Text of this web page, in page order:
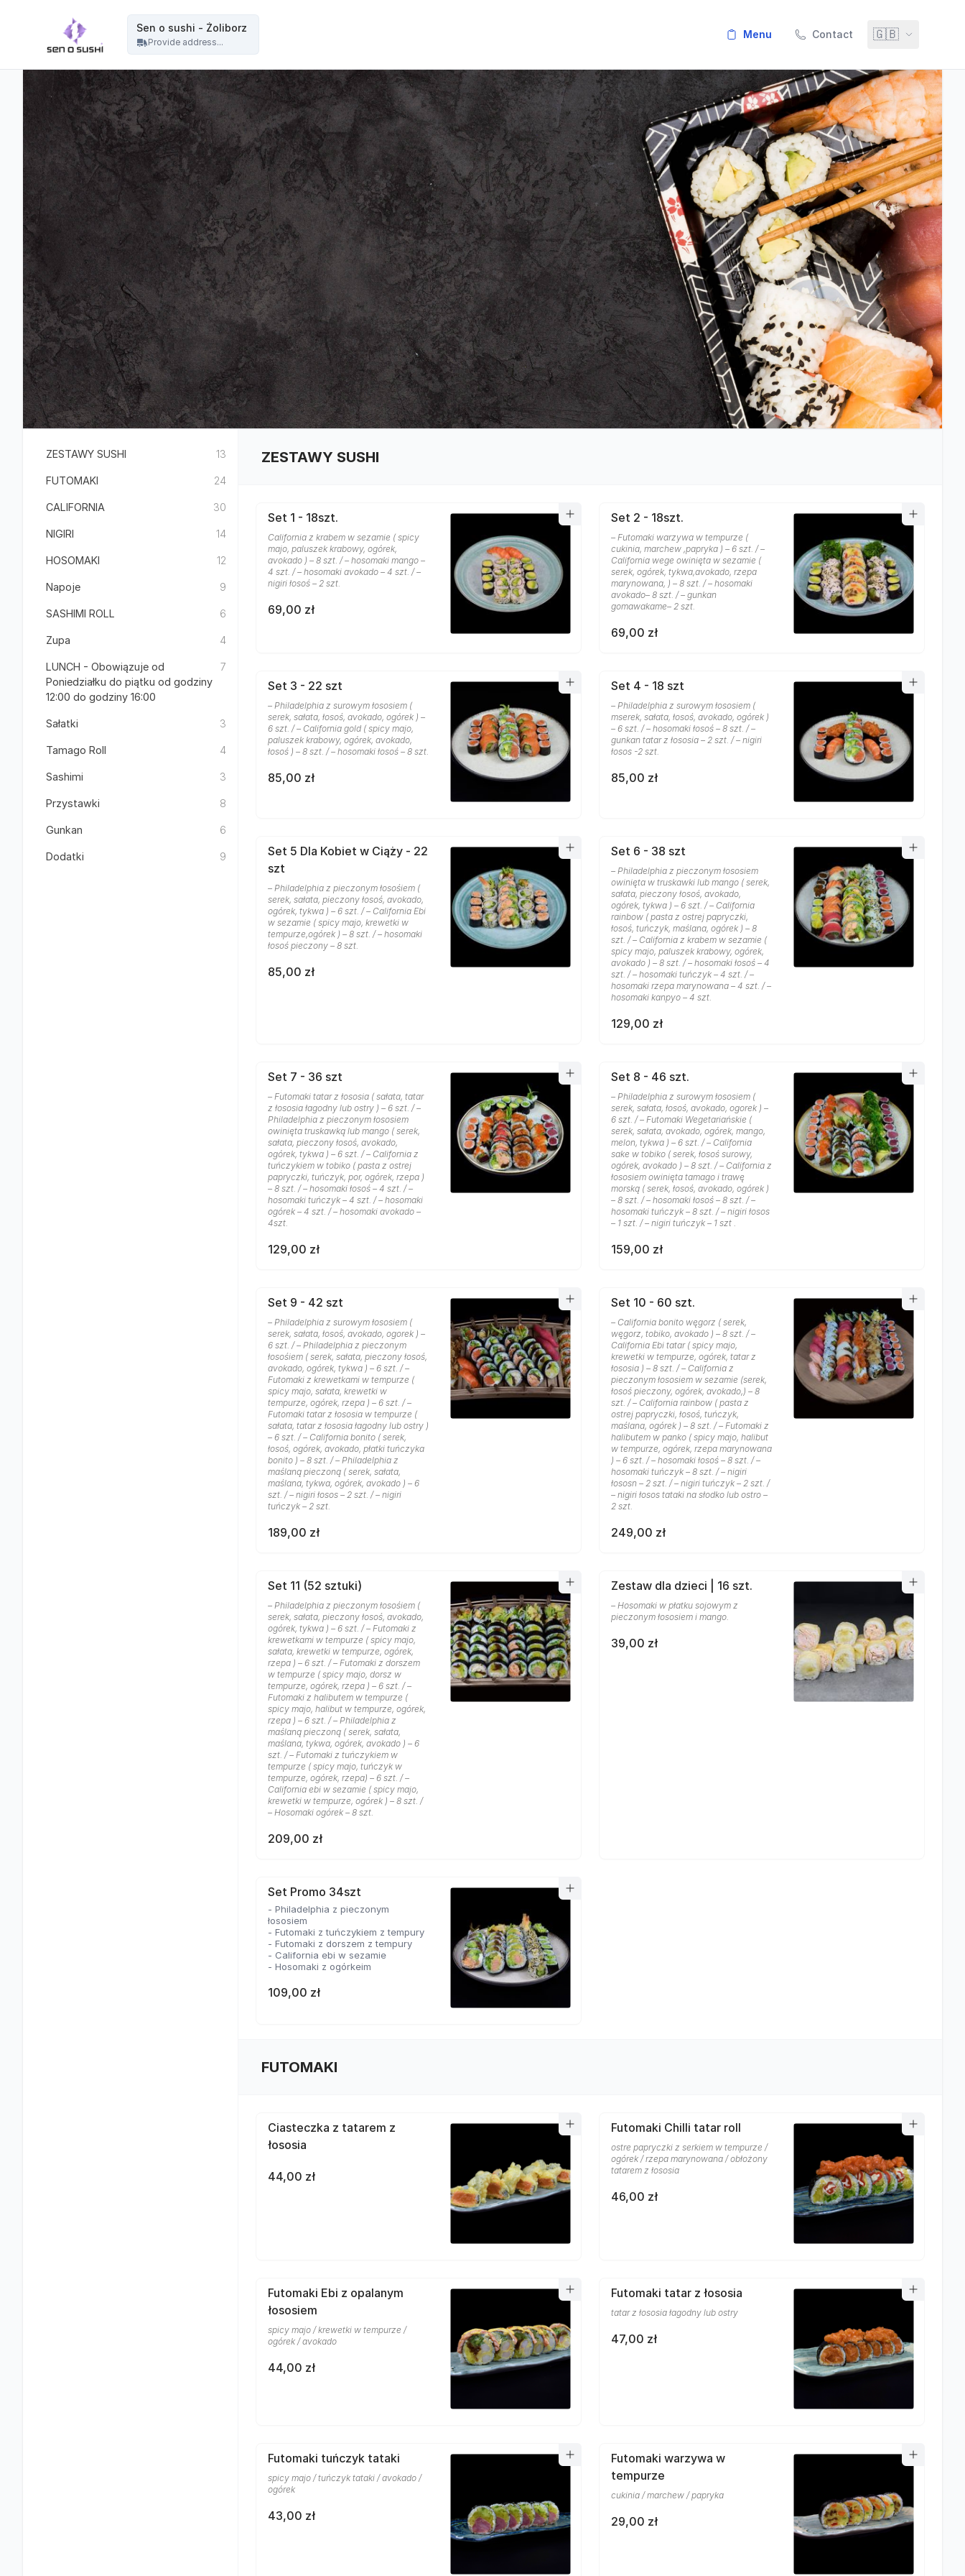
Sen o sushi - Żoliborz
Provide address...
menu Contact 🇬🇧
ZESTAWY SUSHI 13
FUTOMAKI 24
CALIFORNIA 30
NIGIRI 14
HOSOMAKI 12
Napoje 9
SASHIMI ROLL 6
Zupa 4
LUNCH - Obowiązuje od
Poniedziałku do piątku od godziny
12:00 do godziny 16:00
7
Sałatki 3
Tamago Roll 4
Sashimi 3
Przystawki 8
Gunkan 6
Dodatki 9
ZESTAWY SUSHI
Set 1 - 18szt.
California z krabem w sezamie ( spicy
majo, paluszek krabowy, ogórek,
avokado ) – 8 szt. / – hosomaki mango –
4 szt. / – hosomaki avokado – 4 szt. / –
nigiri łosoś – 2 szt.
69,00 zł
Set 2 - 18szt.
– Futomaki warzywa w tempurze (
cukinia, marchew ,papryka ) – 6 szt. / –
California wege owinięta w sezamie (
serek, ogórek, tykwa,avokado, rzepa
marynowana, ) – 8 szt. / – hosomaki
avokado– 8 szt. / – gunkan
gomawakame– 2 szt.
69,00 zł
Set 3 - 22 szt
– Philadelphia z surowym łososiem (
serek, sałata, łosoś, avokado, ogórek ) –
6 szt. / – California gold ( spicy majo,
paluszek krabowy, ogórek, avokado,
łosoś ) – 8 szt. / – hosomaki łosoś – 8 szt.
85,00 zł
Set 4 - 18 szt
– Philadelphia z surowym łososiem (
mserek, sałata, łosoś, avokado, ogórek )
– 6 szt. / – hosomaki łosoś – 8 szt. / –
gunkan tatar z łososia – 2 szt. / – nigiri
łosos -2 szt.
85,00 zł
Set 5 Dla Kobiet w Ciąży - 22
szt
– Philadelphia z pieczonym łosośiem (
serek, sałata, pieczony łosoś, avokado,
ogórek, tykwa ) – 6 szt. / – California Ebi
w sezamie ( spicy majo, krewetki w
tempurze,ogórek ) – 8 szt. / – hosomaki
łosoś pieczony – 8 szt.
85,00 zł
Set 6 - 38 szt
– Philadelphia z pieczonym łososiem
owinięta w truskawki lub mango ( serek,
sałata, pieczony łosoś, avokado,
ogórek, tykwa ) – 6 szt. / – California
rainbow ( pasta z ostrej papryczki,
łosoś, tuńczyk, maślana, ogórek ) – 8
szt. / – California z krabem w sezamie (
spicy majo, paluszek krabowy, ogórek,
avokado ) – 8 szt. / – hosomaki łosoś – 4
szt. / – hosomaki tuńczyk – 4 szt. / –
hosomaki rzepa marynowana – 4 szt. / –
hosomaki kanpyo – 4 szt.
129,00 zł
Set 7 - 36 szt
– Futomaki tatar z łososia ( sałata, tatar
z łososia łagodny lub ostry ) – 6 szt. / –
Philadelphia z pieczonym łososiem
owinięta truskawką lub mango ( serek,
sałata, pieczony łosoś, avokado,
ogórek, tykwa ) – 6 szt. / – California z
tuńczykiem w tobiko ( pasta z ostrej
papryczki, tuńczyk, por, ogórek, rzepa )
– 8 szt. / – hosomaki łosoś – 4 szt. / –
hosomaki tuńczyk – 4 szt. / – hosomaki
ogórek – 4 szt. / – hosomaki avokado –
4szt.
129,00 zł
Set 8 - 46 szt.
– Philadelphia z surowym łososiem (
serek, sałata, łosoś, avokado, ogorek ) –
6 szt. / – Futomaki Wegetariańskie (
serek, sałata, avokado, ogórek, mango,
melon, tykwa ) – 6 szt. / – California
sake w tobiko ( serek, łosoś surowy,
ogórek, avokado ) – 8 szt. / – California z
łososiem owinięta tamago i trawę
morską ( serek, łosoś, avokado, ogórek )
– 8 szt. / – hosomaki łosoś – 8 szt. / –
hosomaki tuńczyk – 8 szt. / – nigiri łosos
– 1 szt. / – nigiri tuńczyk – 1 szt .
159,00 zł
Set 9 - 42 szt
– Philadelphia z surowym łososiem (
serek, sałata, łosoś, avokado, ogorek ) –
6 szt. / – Philadelphia z pieczonym
łosośiem ( serek, sałata, pieczony łosoś,
avokado, ogórek, tykwa ) – 6 szt. / –
Futomaki z krewetkami w tempurze (
spicy majo, sałata, krewetki w
tempurze, ogórek, rzepa ) – 6 szt. / –
Futomaki tatar z łososia w tempurze (
sałata, tatar z łososia łagodny lub ostry )
– 6 szt. / – California bonito ( serek,
łosoś, ogórek, avokado, płatki tuńczyka
bonito ) – 8 szt. / – Philadelphia z
maślaną pieczoną ( serek, sałata,
maślana, tykwa, ogórek, avokado ) – 6
szt. / – nigiri łosos – 2 szt. / – nigiri
tuńczyk – 2 szt.
189,00 zł
Set 10 - 60 szt.
– California bonito węgorz ( serek,
węgorz, tobiko, avokado ) – 8 szt. / –
California Ebi tatar ( spicy majo,
krewetki w tempurze, ogórek, tatar z
łososia ) – 8 szt. / – California z
pieczonym łososiem w sezamie (serek,
łosoś pieczony, ogórek, avokado,) – 8
szt. / – California rainbow ( pasta z
ostrej papryczki, łosoś, tuńczyk,
maślana, ogórek ) – 8 szt. / – Futomaki z
halibutem w panko ( spicy majo, halibut
w tempurze, ogórek, rzepa marynowana
) – 6 szt. / – hosomaki łosoś – 8 szt. / –
hosomaki tuńczyk – 8 szt. / – nigiri
łososn – 2 szt. / – nigiri tuńczyk – 2 szt. /
– nigiri łosos tataki na słodko lub ostro –
2 szt.
249,00 zł
Set 11 (52 sztuki)
– Philadelphia z pieczonym łosośiem (
serek, sałata, pieczony łosoś, avokado,
ogórek, tykwa ) – 6 szt. / – Futomaki z
krewetkami w tempurze ( spicy majo,
sałata, krewetki w tempurze, ogórek,
rzepa ) – 6 szt. / – Futomaki z dorszem
w tempurze ( spicy majo, dorsz w
tempurze, ogórek, rzepa ) – 6 szt. / –
Futomaki z halibutem w tempurze (
spicy majo, halibut w tempurze, ogórek,
rzepa ) – 6 szt. / – Philadelphia z
maślaną pieczoną ( serek, sałata,
maślana, tykwa, ogórek, avokado ) – 6
szt. / – Futomaki z tuńczykiem w
tempurze ( spicy majo, tuńczyk w
tempurze, ogórek, rzepa) – 6 szt. / –
California ebi w sezamie ( spicy majo,
krewetki w tempurze, ogórek ) – 8 szt. /
– Hosomaki ogórek – 8 szt.
209,00 zł
Zestaw dla dzieci | 16 szt.
– Hosomaki w płatku sojowym z
pieczonym łososiem i mango.
39,00 zł
Set Promo 34szt
- Philadelphia z pieczonym
łososiem
- Futomaki z tuńczykiem z tempury
- Futomaki z dorszem z tempury
- California ebi w sezamie
- Hosomaki z ogórkeim
109,00 zł
FUTOMAKI
Ciasteczka z tatarem z
łososia
44,00 zł
Futomaki Chilli tatar roll
ostre papryczki z serkiem w tempurze /
ogórek / rzepa marynowana / obłożony
tatarem z łososia
46,00 zł
Futomaki Ebi z opalanym
łososiem
spicy majo / krewetki w tempurze /
ogórek / avokado
44,00 zł
Futomaki tatar z łososia
tatar z łososia łagodny lub ostry
47,00 zł
Futomaki tuńczyk tataki
spicy majo / tuńczyk tataki / avokado /
ogórek
43,00 zł
Futomaki warzywa w
tempurze
cukinia / marchew / papryka
29,00 zł